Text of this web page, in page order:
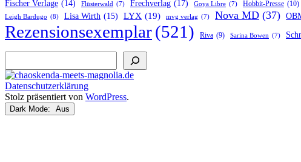
Fischer Verlage (14) Flüsterwald (7) Frechverlag (17) Goya Libre (7) Hobbit-Presse (10)
Leigh Bardugo (8) Lisa Wirth (15) LYX (19) mvg verlag (7) Nova MD (37)
Rezensionsexemplar(521) Riva (9) Sarina Bowen (7)
Datenschutzerklärung
Stolz präsentiert von WordPress.
Dark Mode: